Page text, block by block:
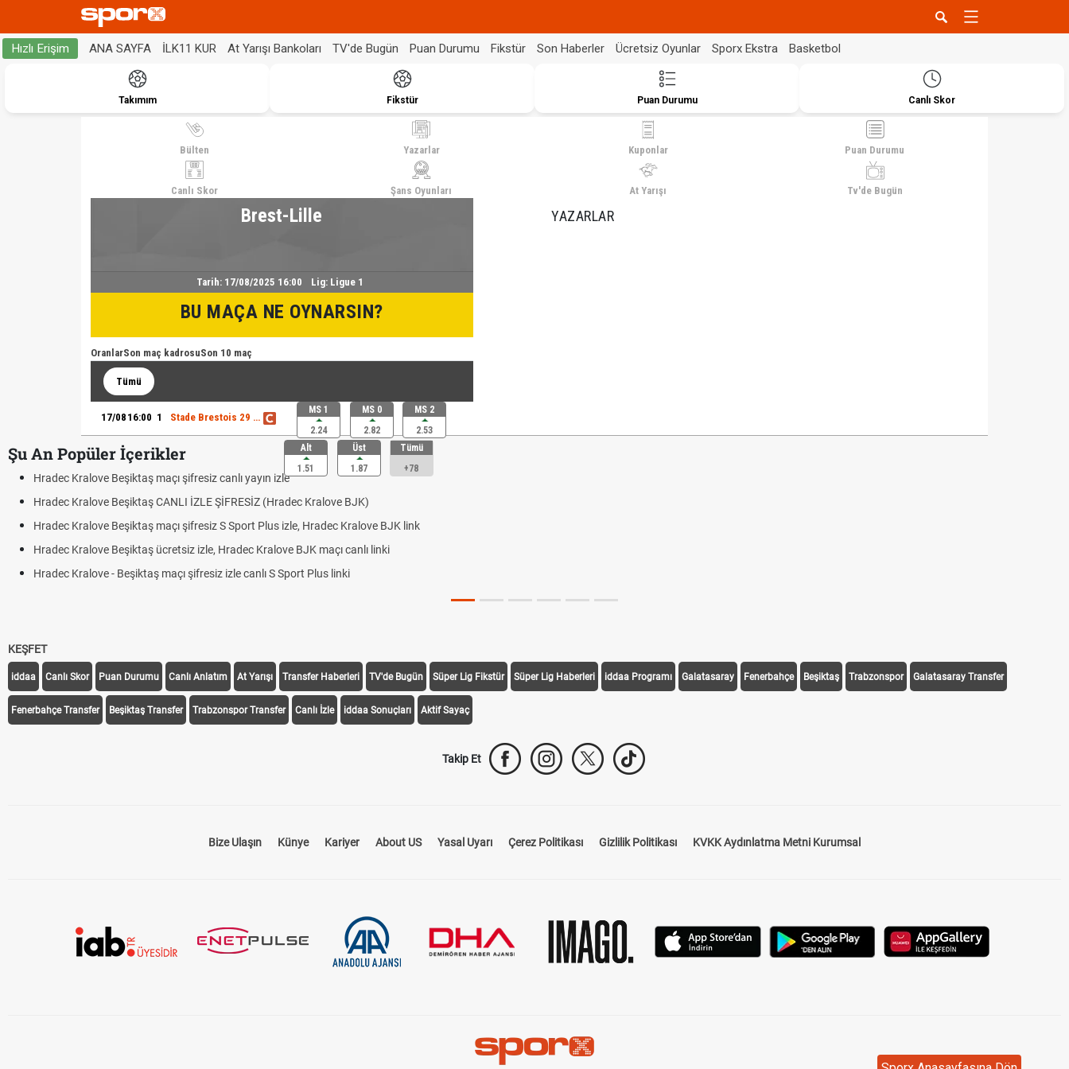
Hızlı Erişim ANA SAYFA İLK11 KUR At Yarışı Bankoları TV'de Bugün Puan Durumu Fikstür Son Haberler Ücretsiz Oyunlar Sporx Ekstra Basketbol
Takımım Fikstür Puan Durumu Canlı Skor
Bülten Yazarlar Kuponlar Puan Durumu
Canlı Skor Şans Oyunları At Yarışı Tv'de Bugün
Brest-Lille
Tarih: 17/08/2025 16:00 Lig: Ligue 1
BU MAÇA NE OYNARSIN?
OranlarSon maç kadrosuSon 10 maç
Tümü
17/08 16:00 1 Stade Brestois 29 - Lille
MS 1
2.24
MS 0
2.82
MS 2
2.53
Alt
1.51
Üst
1.87
Tümü
+78
YAZARLAR
Şu An Popüler İçerikler
Hradec Kralove Beşiktaş maçı şifresiz canlı yayın izle
Hradec Kralove Beşiktaş CANLI İZLE ŞİFRESİZ (Hradec Kralove BJK)
Hradec Kralove Beşiktaş maçı şifresiz S Sport Plus izle, Hradec Kralove BJK link
Hradec Kralove Beşiktaş ücretsiz izle, Hradec Kralove BJK maçı canlı linki
Hradec Kralove - Beşiktaş maçı şifresiz izle canlı S Sport Plus linki
KEŞFET
iddaa Canlı Skor Puan Durumu Canlı Anlatım At Yarışı Transfer Haberleri TV'de Bugün Süper Lig Fikstür Süper Lig Haberleri iddaa Programı Galatasaray Fenerbahçe Beşiktaş Trabzonspor Galatasaray Transfer
Fenerbahçe Transfer Beşiktaş Transfer Trabzonspor Transfer Canlı İzle iddaa Sonuçları Aktif Sayaç
Takip Et
Bize Ulaşın Künye Kariyer About US Yasal Uyarı Çerez Politikası Gizlilik Politikası KVKK Aydınlatma Metni Kurumsal